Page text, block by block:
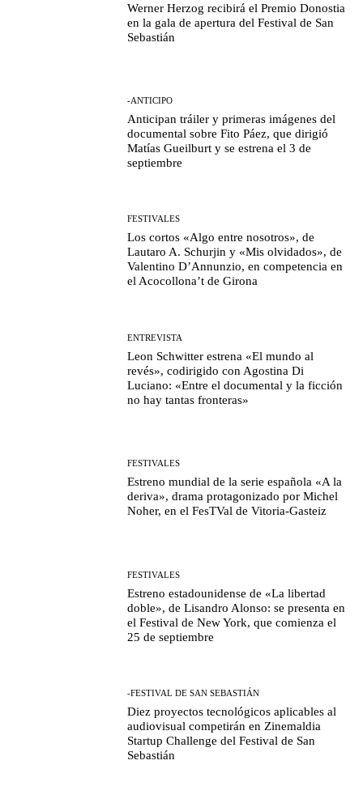
Werner Herzog recibirá el Premio Donostia
en la gala de apertura del Festival de San
Sebastián
-ANTICIPO
Anticipan tráiler y primeras imágenes del
documental sobre Fito Páez, que dirigió
Matías Gueilburt y se estrena el 3 de
septiembre
FESTIVALES
Los cortos «Algo entre nosotros», de
Lautaro A. Schurjin y «Mis olvidados», de
Valentino D’Annunzio, en competencia en
el Acocollona’t de Girona
ENTREVISTA
Leon Schwitter estrena «El mundo al
revés», codirigido con Agostina Di
Luciano: «Entre el documental y la ficción
no hay tantas fronteras»
FESTIVALES
Estreno mundial de la serie española «A la
deriva», drama protagonizado por Michel
Noher, en el FesTVal de Vitoria-Gasteiz
FESTIVALES
Estreno estadounidense de «La libertad
doble», de Lisandro Alonso: se presenta en
el Festival de New York, que comienza el
25 de septiembre
-FESTIVAL DE SAN SEBASTIÁN
Diez proyectos tecnológicos aplicables al
audiovisual competirán en Zinemaldia
Startup Challenge del Festival de San
Sebastián